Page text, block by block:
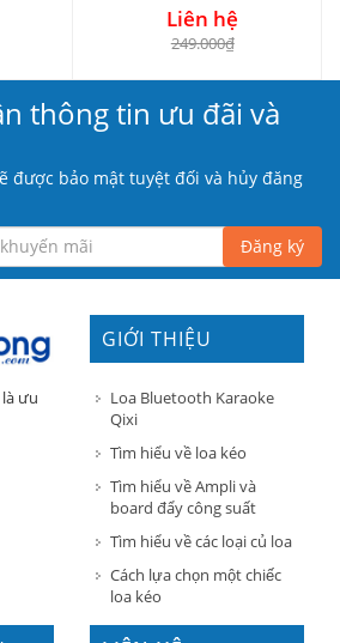
Liên hệ
249.000₫
thông tin ưu đãi và
được bảo mật tuyệt đối và hủy đăng
Đăng ký
ưu
GIỚI THIỆU
Loa Bluetooth Karaoke
Qixi
Tìm hiểu về loa kéo
Tìm hiểu về Ampli và
board đẩy công suất
Tìm hiểu về các loại củ loa
Cách lựa chọn một chiếc
loa kéo